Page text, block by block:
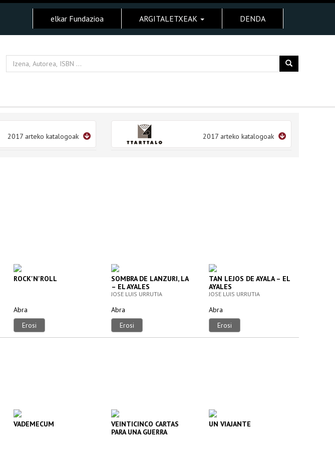
elkar Fundazioa ARGITALETXEAK DENDA
2017 arteko katalogoak 2017 arteko katalogoak
ROCK'N'ROLL
Abra
Erosi
SOMBRA DE LANZURI, LA
– EL AYALES
JOSE LUIS URRUTIA
Abra
Erosi
TAN LEJOS DE AYALA – EL
AYALES
JOSE LUIS URRUTIA
Abra
Erosi
VADEMECUM
VEINTICINCO CARTAS
PARA UNA GUERRA
UN VIAJANTE